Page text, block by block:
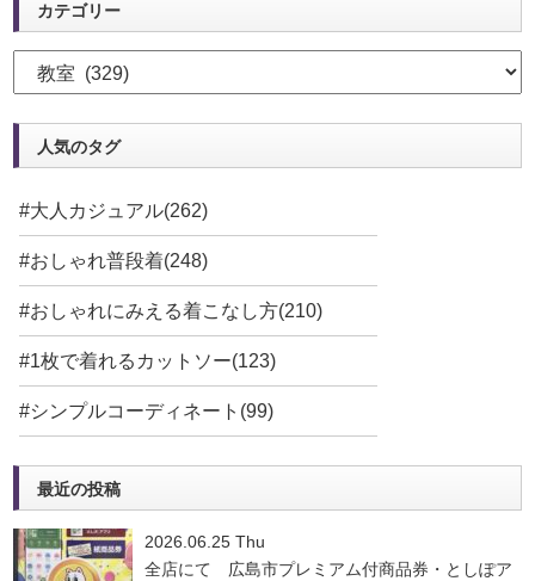
カテゴリー
人気のタグ
#大人カジュアル(262)
#おしゃれ普段着(248)
#おしゃれにみえる着こなし方(210)
#1枚で着れるカットソー(123)
#シンプルコーディネート(99)
最近の投稿
2026.06.25 Thu
全店にて 広島市プレミアム付商品券・としぽア